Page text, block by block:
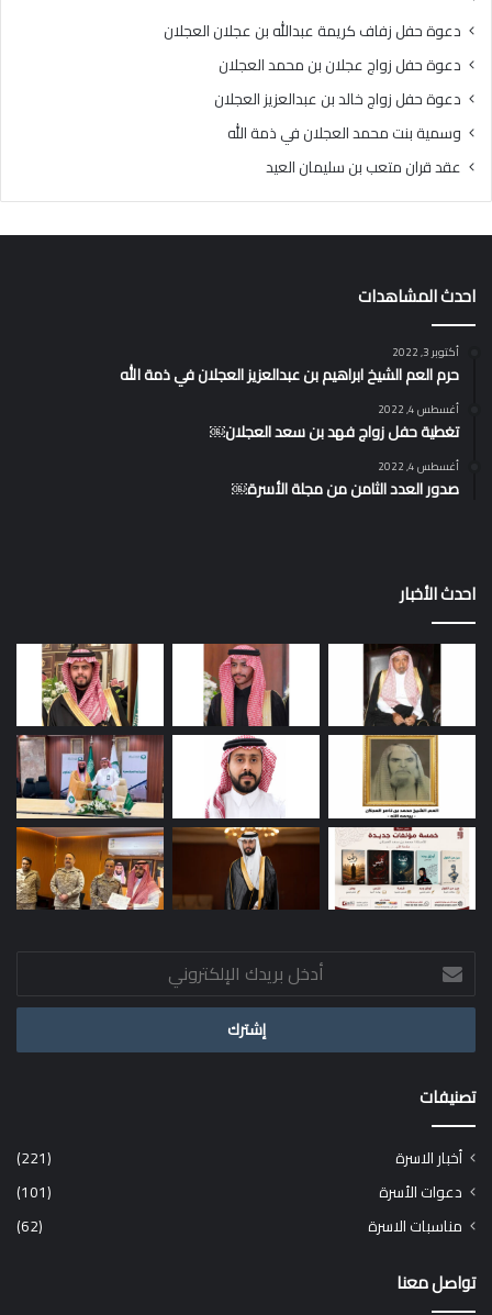
دعوة حفل زفاف كريمة عبدالله بن عجلان العجلان
دعوة حفل زواج عجلان بن محمد العجلان
دعوة حفل زواج خالد بن عبدالعزيز العجلان
وسمية بنت محمد العجلان في ذمة الله
عقد قران متعب بن سليمان العيد
احدث المشاهدات
أكتوبر 3, 2022
حرم العم الشيخ ابراهيم بن عبدالعزيز العجلان في ذمة الله
أغسطس 4, 2022
تغطية حفل زواج فهد بن سعد العجلان￼
أغسطس 4, 2022
صدور العدد الثامن من مجلة الأسرة￼
احدث الأخبار
أدخل
بريدك
الإلكتروني
تصنيفات
أخبار الاسرة
(221)
دعوات الأسرة
(101)
مناسبات الاسرة
(62)
تواصل معنا